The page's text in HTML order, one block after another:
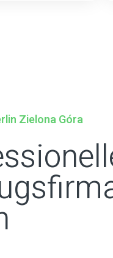
Zielona Góra